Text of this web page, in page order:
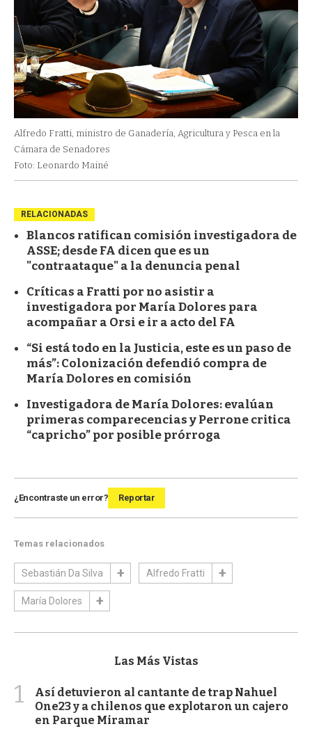
Alfredo Fratti, ministro de Ganadería, Agricultura y Pesca en la
Cámara de Senadores
Foto: Leonardo Mainé
RELACIONADAS
Blancos ratifican comisión investigadora de
ASSE; desde FA dicen que es un
"contraataque" a la denuncia penal
Críticas a Fratti por no asistir a
investigadora por María Dolores para
acompañar a Orsi e ir a acto del FA
“Si está todo en la Justicia, este es un paso de
más”: Colonización defendió compra de
María Dolores en comisión
Investigadora de María Dolores: evalúan
primeras comparecencias y Perrone critica
“capricho” por posible prórroga
¿Encontraste un error? Reportar
Temas relacionados
Sebastián Da Silva Alfredo Fratti
María Dolores
Las Más Vistas
1
Así detuvieron al cantante de trap Nahuel
One23 y a chilenos que explotaron un cajero
en Parque Miramar